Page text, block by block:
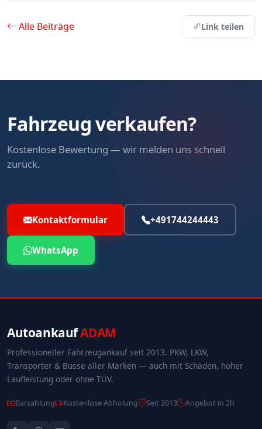
Alle Beiträge Link teilen
Fahrzeug verkaufen?
Kostenlose Bewertung — wir melden uns schnell
zurück.
Kontaktformular +491744244443
WhatsApp
AutoankaufADAM
Professioneller Fahrzeugankauf seit 2013. PKW, LKW,
Transporter & Busse aller Marken — auch mit Schäden, hoher
Laufleistung oder ohne TÜV.
Barzahlung Kostenlose Abholung Seit 2013 Angebot in 2h